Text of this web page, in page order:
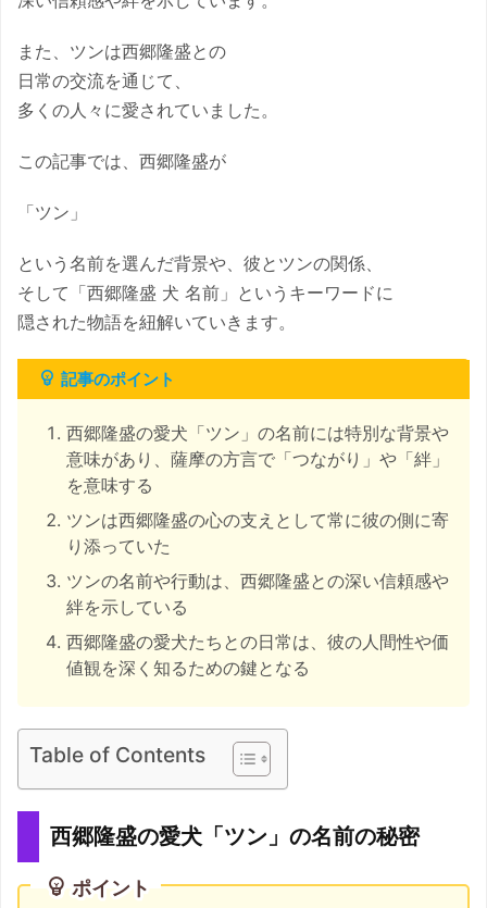
また、ツンは西郷隆盛との
日常の交流を通じて、
多くの人々に愛されていました。
この記事では、西郷隆盛が
「ツン」
という名前を選んだ背景や、彼とツンの関係、
そして「西郷隆盛 犬 名前」というキーワードに
隠された物語を紐解いていきます。
記事のポイント
西郷隆盛の愛犬「ツン」の名前には特別な背景や
意味があり、薩摩の方言で「つながり」や「絆」
を意味する
ツンは西郷隆盛の心の支えとして常に彼の側に寄
り添っていた
ツンの名前や行動は、西郷隆盛との深い信頼感や
絆を示している
西郷隆盛の愛犬たちとの日常は、彼の人間性や価
値観を深く知るための鍵となる
Table of Contents
西郷隆盛の愛犬「ツン」の名前の秘密
ポイント